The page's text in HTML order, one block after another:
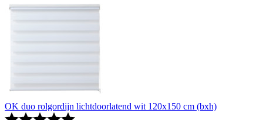
OK duo rolgordijn lichtdoorlatend wit 120x150 cm (bxh)